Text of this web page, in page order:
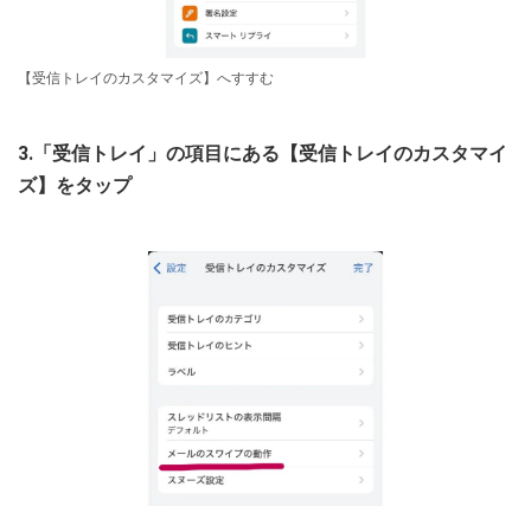
【受信トレイのカスタマイズ】へすすむ
3.「受信トレイ」の項目にある【受信トレイのカスタマイ
ズ】をタップ